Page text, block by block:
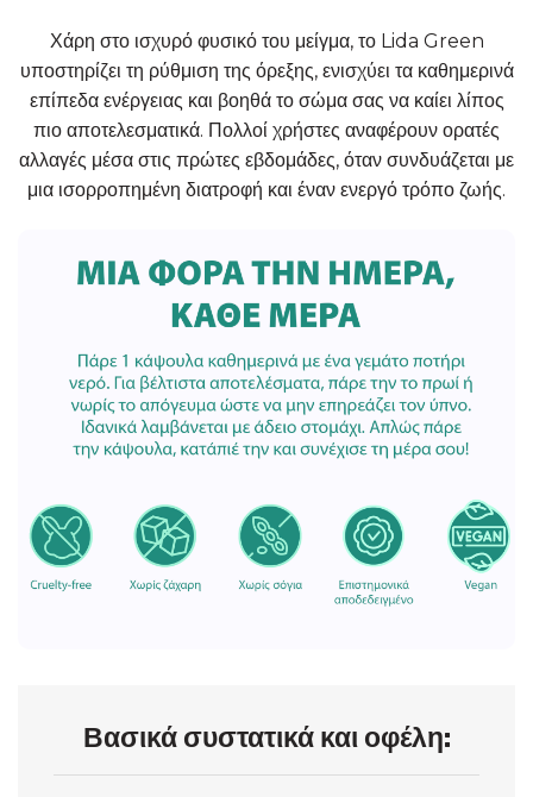
Χάρη στο ισχυρό φυσικό του μείγμα, το Lida Green
υποστηρίζει τη ρύθμιση της όρεξης, ενισχύει τα καθημερινά
επίπεδα ενέργειας και βοηθά το σώμα σας να καίει λίπος
πιο αποτελεσματικά. Πολλοί χρήστες αναφέρουν ορατές
αλλαγές μέσα στις πρώτες εβδομάδες, όταν συνδυάζεται με
μια ισορροπημένη διατροφή και έναν ενεργό τρόπο ζωής.
Βασικά συστατικά και οφέλη: